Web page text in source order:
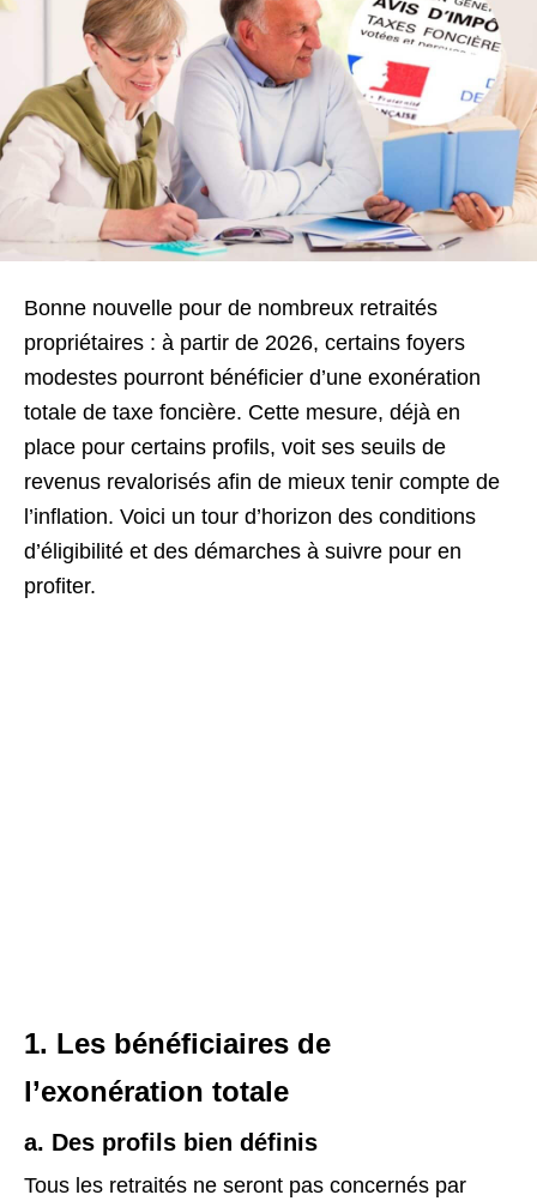
Bonne nouvelle pour de nombreux retraités
propriétaires : à partir de 2026, certains foyers
modestes pourront bénéficier d’une exonération
totale de taxe foncière. Cette mesure, déjà en
place pour certains profils, voit ses seuils de
revenus revalorisés afin de mieux tenir compte de
l’inflation. Voici un tour d’horizon des conditions
d’éligibilité et des démarches à suivre pour en
profiter.
1. Les bénéficiaires de
l’exonération totale
a. Des profils bien définis
Tous les retraités ne seront pas concernés par